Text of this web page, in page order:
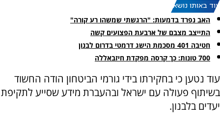
עוד באותו נושא:
האב נפרד בדמעות: "הרגשתי שמשהו רע קורה"
התייצב מצבם של ארבעת הפצועים קשה
חטיבה 401 מסכמת הישג דרמטי בדרום לבנון
700 טונות: כך קרסה מפקדת חיזבאללה
עוד נטען כי בחקירתו בידי גורמי הביטחון הודה החשוד
בשיתוף פעולה עם ישראל ובהעברת מידע שסייע לתקיפת
יעדים בלבנון.